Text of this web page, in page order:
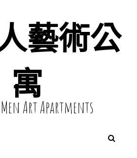
藝術公
寓
Art Apartments